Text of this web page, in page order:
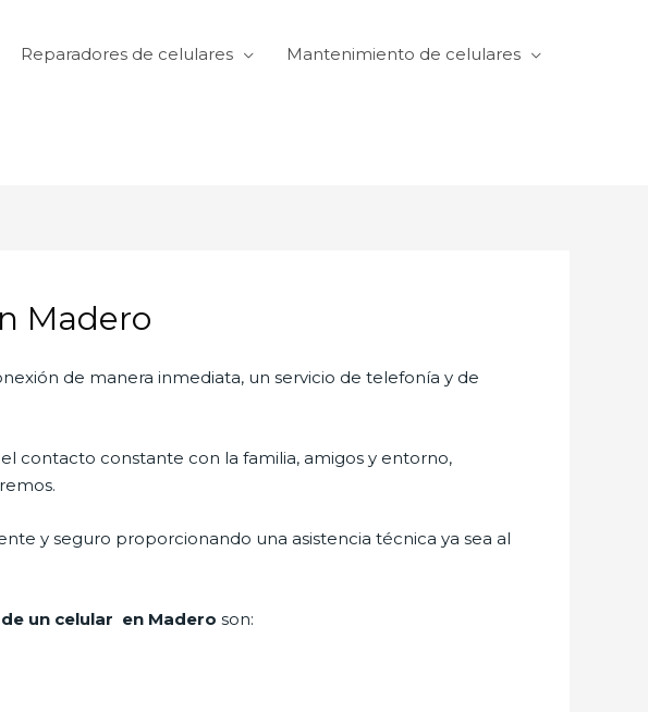
Reparadores de celulares Mantenimiento de celulares
Madero
de manera inmediata, un servicio de telefonía y de
contacto constante con la familia, amigos y entorno,
y seguro proporcionando una asistencia técnica ya sea al
un celular en Madero son: